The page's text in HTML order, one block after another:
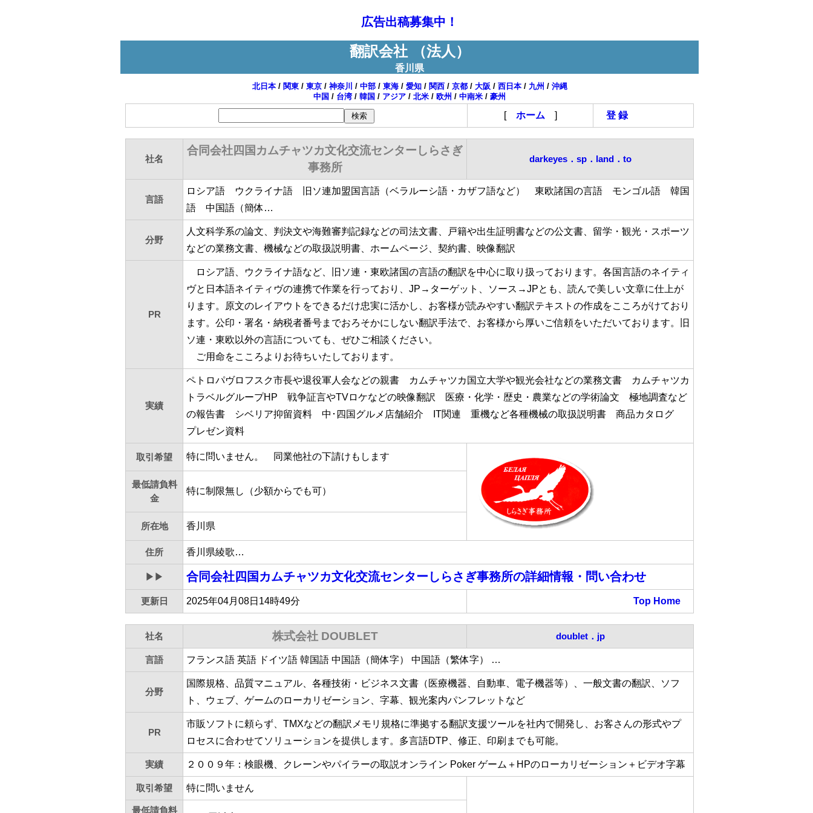
広告出稿募集中！
翻訳会社 （法人）
香川県
北日本/ 関東/ 東京/ 神奈川 / 中部/ 東海/ 愛知/ 関西/ 京都/ 大阪 / 西日本/ 九州 / 沖縄
中国 / 台湾 / 韓国 / アジア / 北米 / 欧州 / 中南米 / 豪州
[ ホーム ] 登 録
社名
合同会社四国カムチャツカ文化交流センターしらさぎ
事務所
darkeyes．sp．land．to
言語
ロシア語 ウクライナ語 旧ソ連加盟国言語（ベラルーシ語・カザフ語など） 東欧諸国の言語 モンゴル語 韓国
語 中国語（簡体…
分野
人文科学系の論文、判決文や海難審判記録などの司法文書、戸籍や出生証明書などの公文書、留学・観光・スポーツ
などの業務文書、機械などの取扱説明書、ホームページ、契約書、映像翻訳
PR
ロシア語、ウクライナ語など、旧ソ連・東欧諸国の言語の翻訳を中心に取り扱っております。各国言語のネイティ
ヴと日本語ネイティヴの連携で作業を行っており、JP→ターゲット、ソース→JPとも、読んで美しい文章に仕上が
ります。原文のレイアウトをできるだけ忠実に活かし、お客様が読みやすい翻訳テキストの作成をこころがけており
ます。公印・署名・納税者番号までおろそかにしない翻訳手法で、お客様から厚いご信頼をいただいております。旧
ソ連・東欧以外の言語についても、ぜひご相談ください。
ご用命をこころよりお待ちいたしております。
実績
ペトロパヴロフスク市長や退役軍人会などの親書 カムチャツカ国立大学や観光会社などの業務文書 カムチャツカ
トラベルグループHP 戦争証言やTVロケなどの映像翻訳 医療・化学・歴史・農業などの学術論文 極地調査など
の報告書 シベリア抑留資料 中･四国グルメ店舗紹介 IT関連 重機など各種機械の取扱説明書 商品カタログ
プレゼン資料
取引希望 特に問いません。 同業他社の下請けもします
最低請負料
金
特に制限無し（少額からでも可）
所在地 香川県
住所 香川県綾歌…
▶▶ 合同会社四国カムチャツカ文化交流センターしらさぎ事務所の詳細情報・問い合わせ
更新日 2025年04月08日14時49分 Top Home
社名 株式会社 DOUBLET doublet．jp
言語 フランス語 英語 ドイツ語 韓国語 中国語（簡体字） 中国語（繁体字） …
分野
国際規格、品質マニュアル、各種技術・ビジネス文書（医療機器、自動車、電子機器等）、一般文書の翻訳、ソフ
ト、ウェブ、ゲームのローカリゼーション、字幕、観光案内パンフレットなど
PR
市販ソフトに頼らず、TMXなどの翻訳メモリ規格に準拠する翻訳支援ツールを社内で開発し、お客さんの形式やプ
ロセスに合わせてソリューションを提供します。多言語DTP、修正、印刷までも可能。
実績 ２００９年：検眼機、クレーンやパイラーの取説オンライン Poker ゲーム＋HPのローカリゼーション＋ビデオ字幕
取引希望 特に問いません
最低請負料